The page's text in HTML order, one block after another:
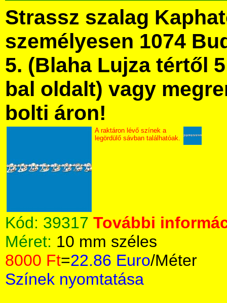
Strassz szalag
személyesen 1074
5. (Blaha Lujza tértől
bal oldalt) vagy
bolti áron!
A raktáron lévő színek a
legördülő sávban találhatóak.
Kód: 39317 További
Méret: 10 mm széles
8000 Ft=22.86 Euro/Méter
Színek nyomtatása